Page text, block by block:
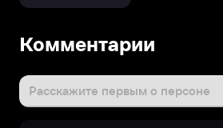
Комментарии
Расскажите первым о персоне